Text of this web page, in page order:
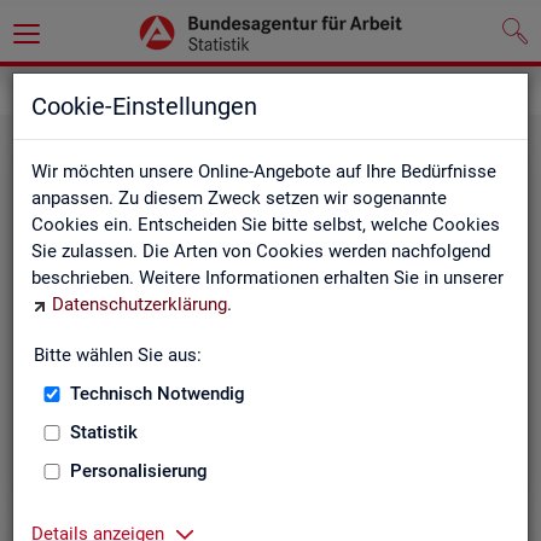
Cookie-Einstellungen
Wir möchten unsere Online-Angebote auf Ihre Bedürfnisse
anpassen. Zu diesem Zweck setzen wir sogenannte
Cookies ein. Entscheiden Sie bitte selbst, welche Cookies
Sie zulassen. Die Arten von Cookies werden nachfolgend
beschrieben. Weitere Informationen erhalten Sie in unserer
Datenschutzerklärung.
Bitte wählen Sie aus:
Technisch Notwendig
Statistik
Personalisierung
Details anzeigen
Re­gio­na­le Glie­de­run­gen
Landkreise) in den Statistiken der BA